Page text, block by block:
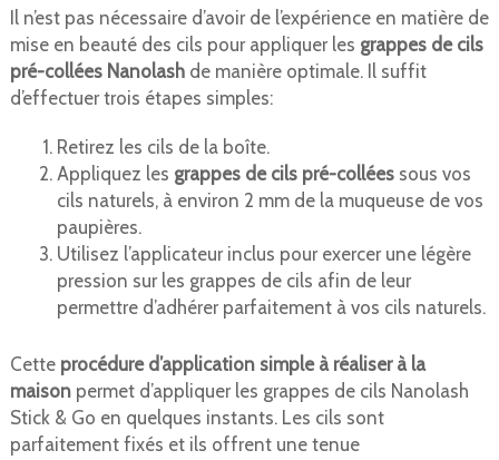
Il n’est pas nécessaire d’avoir de l’expérience en matière de
mise en beauté des cils pour appliquer les grappes de cils
pré-collées Nanolashde manière optimale. Il suffit
d’effectuer trois étapes simples:
Retirez les cils de la boîte.
Appliquez les grappes de cils pré-collées sous vos
cils naturels, à environ 2 mm de la muqueuse de vos
paupières.
Utilisez l’applicateur inclus pour exercer une légère
pression sur les grappes de cils afin de leur
permettre d’adhérer parfaitement à vos cils naturels.
Cette procédure d’application simple à réaliser à la
maisonpermet d’appliquer les grappes de cils Nanolash
Stick & Go en quelques instants. Les cils sont
parfaitement fixés et ils offrent une tenue